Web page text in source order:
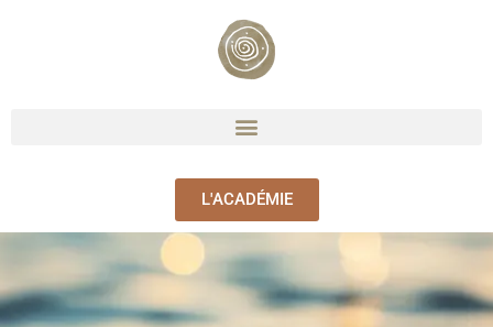
L'ACADÉMIE